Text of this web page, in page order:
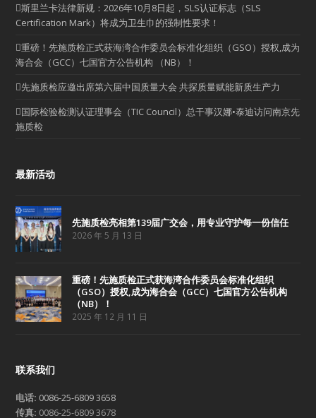
斯里兰卡法律新规：2026年10月8日起，SLS认证标志（SLS
Certification Mark）将成为卫生巾的强制性要求！
重磅！先施质检正式获海湾合作委员会标准化组织（GSO）授权,成为
海合会（GCC）七国官方公告机构 （NB）！
先施质检应邀出席第六届中国质量大会 共探质量赋能新质生产力
国际检验检测认证理事会（TIC Council）总干事汉娜•泰迪访问南京先
施质检
最新活动
先施质检亮相第139届广交会，用专业守护每一份信任
2026 年 5 月 13 日
重磅！先施质检正式获海湾合作委员会标准化组织
（GSO）授权,成为海合会（GCC）七国官方公告机构
（NB）！
2025 年 12 月 11 日
联系我们
电话: 0086-25-6809 3658
传真: 0086-25-6809 3678